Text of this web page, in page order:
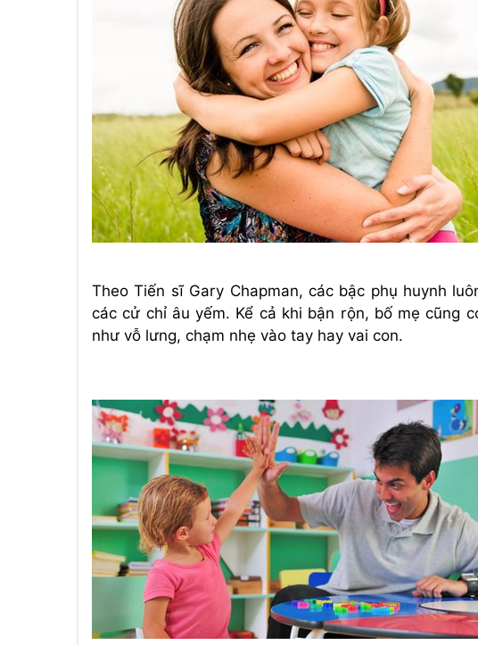
Theo Tiến sĩ Gary Chapman, các bậc phụ huynh
các cử chỉ âu yếm. Kể cả khi bận rộn, bố mẹ cũng
như vỗ lưng, chạm nhẹ vào tay hay vai con.